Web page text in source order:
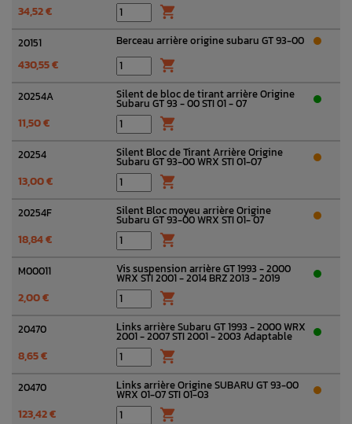
34,52 € 
20151 Berceau arrière origine subaru GT 93-00
430,55 € 
20254A Silent de bloc de tirant arrière Origine
Subaru GT 93 - 00 STI 01 - 07
11,50 € 
20254 Silent Bloc de Tirant Arrière Origine
Subaru GT 93-00 WRX STI 01-07
13,00 € 
20254F Silent Bloc moyeu arrière Origine
Subaru GT 93-00 WRX STI 01- 07
18,84 € 
M00011 Vis suspension arrière GT 1993 - 2000
WRX STI 2001 - 2014 BRZ 2013 - 2019
2,00 € 
20470 Links arrière Subaru GT 1993 - 2000 WRX
2001 - 2007 STI 2001 - 2003 Adaptable
8,65 € 
20470 Links arrière Origine SUBARU GT 93-00
WRX 01-07 STI 01-03
123,42 € 